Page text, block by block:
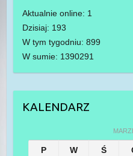
Aktualnie online: 1
Dzisiaj: 193
W tym tygodniu: 899
W sumie: 1390291
KALENDARZ
P W Ś